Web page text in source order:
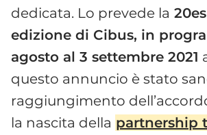
dedicata. Lo prevede la
edizione di Cibus, in
agosto al 3 settembre 2021
questo annuncio è stato
raggiungimento
la nascita della partnership